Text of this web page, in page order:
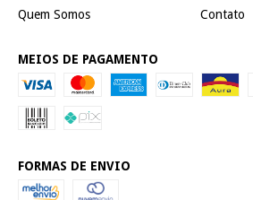
Quem Somos Contato
MEIOS DE PAGAMENTO
FORMAS DE ENVIO